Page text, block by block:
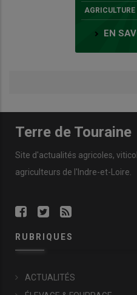
EN
Terre de Touraine
Site d'actualités agricoles,
agriculteurs de l'Indre-et-Loire.
RUBRIQUES
ACTUALITÉS